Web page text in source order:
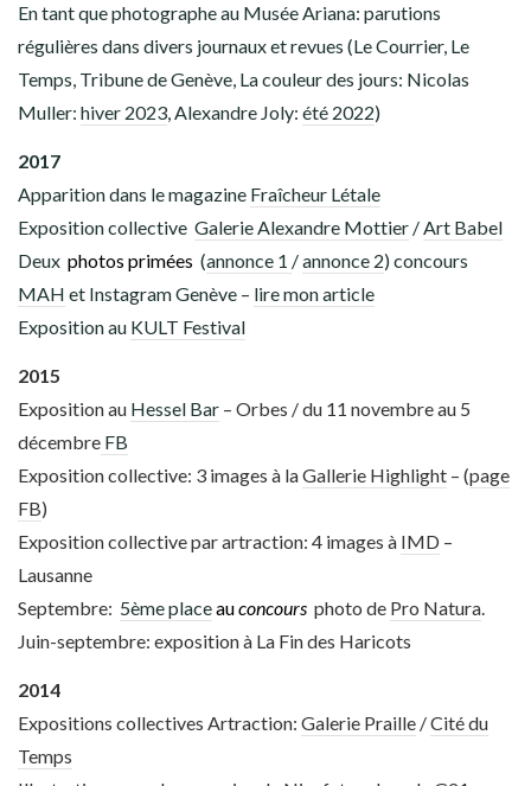
En tant que photographe au Musée Ariana: parutions
régulières dans divers journaux et revues (Le Courrier, Le
Temps, Tribune de Genève, La couleur des jours: Nicolas
Muller: hiver 2023, Alexandre Joly: été 2022)
2017
Apparition dans le magazine Fraîcheur Létale
Exposition collective Galerie Alexandre Mottier /Art Babel
Deux photos primées (annonce 1 /annonce 2) concours
MAH et Instagram Genève – lire mon article
Exposition au KULT Festival
2015
Exposition au Hessel Bar – Orbes / du 11 novembre au 5
décembre FB
Exposition collective: 3 images à laGallerie Highlight – (page
FB)
Exposition collective par artraction: 4 images à IMD –
Lausanne
Septembre: 5ème placeauconcours photo de Pro Natura.
Juin-septembre: exposition à La Fin des Haricots
2014
Expositions collectives Artraction: Galerie Praille /Cité du
Temps
YoutubePatreonBluesky